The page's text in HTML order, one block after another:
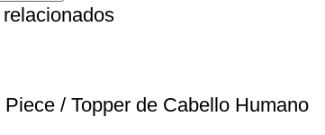
/ Topper de Cabello Humano